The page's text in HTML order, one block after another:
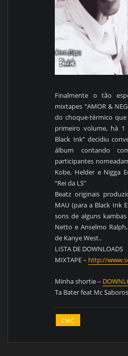
Finalmente o tão
mixtapes “AMOR &
do choque-térmico que
primeiro volume, há
Black Ink” decidiu
álbum contando
participantes
Kobe, Helder e Nigga
“Rei da LS”
Beatz originais
MAU (para a Black Ink
sons de alguns
Netto e Anselmo
de Kanye West..
LISTA DE DOWNLOADS
MIXTAPE – http://
Minha shortie –
Ta Bater feat Mc
CMC